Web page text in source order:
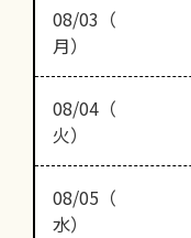
08/03（
月）
08/04（
火）
08/05（
水）